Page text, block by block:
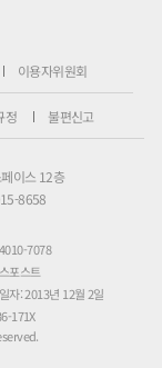
이용자위원회
정 불편신고
이스 12층
8658
7078
포스트
자: 2013년 12월 2일
171X